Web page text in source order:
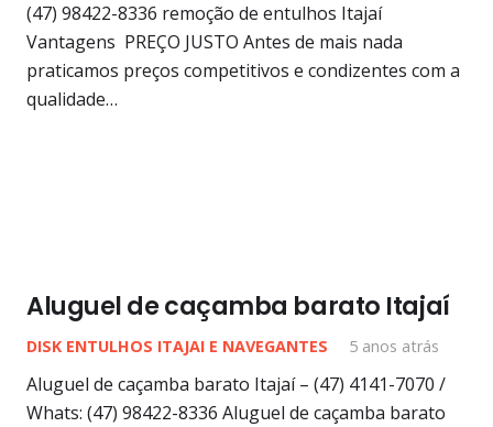
(47) 98422-8336 remoção de entulhos Itajaí
Vantagens PREÇO JUSTO Antes de mais nada
praticamos preços competitivos e condizentes com a
qualidade…
Aluguel de caçamba barato Itajaí
DISK ENTULHOS ITAJAI E NAVEGANTES 5 anos atrás
Aluguel de caçamba barato Itajaí – (47) 4141-7070 /
Whats: (47) 98422-8336 Aluguel de caçamba barato